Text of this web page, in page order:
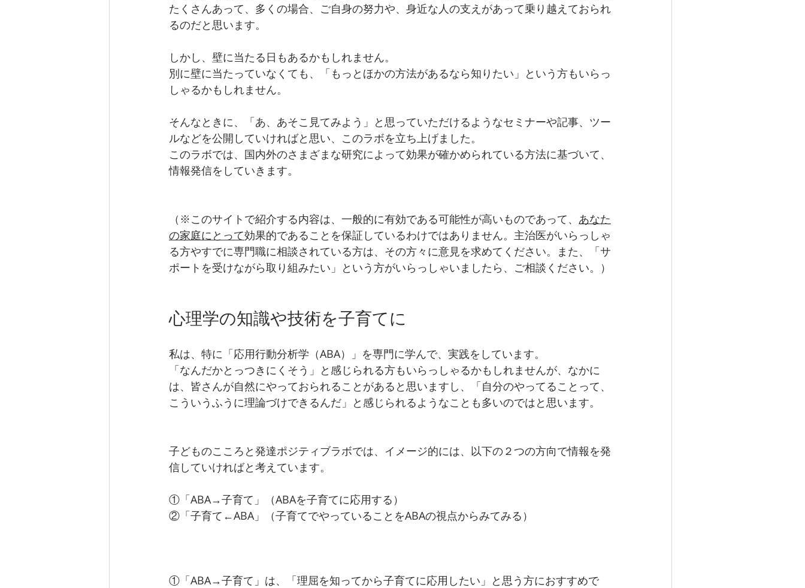
たくさんあって、多くの場合、ご自身の努力や、身近な人の支えがあって乗り越えておられ
るのだと思います。
しかし、壁に当たる日もあるかもしれません。
別に壁に当たっていなくても、「もっとほかの方法があるなら知りたい」という方もいらっ
しゃるかもしれません。
そんなときに、「あ、あそこ見てみよう」と思っていただけるようなセミナーや記事、ツー
ルなどを公開していければと思い、このラボを立ち上げました。
このラボでは、国内外のさまざまな研究によって効果が確かめられている方法に基づいて、
情報発信をしていきます。
（※このサイトで紹介する内容は、一般的に有効である可能性が高いものであって、 あなた
の家庭にとって効果的であることを保証しているわけではありません。主治医がいらっしゃ
る方やすでに専門職に相談されている方は、その方々に意見を求めてください。また、「サ
ポートを受けながら取り組みたい」という方がいらっしゃいましたら、ご相談ください。）
心理学の知識や技術を子育てに
私は、特に「応用行動分析学（ABA）」を専門に学んで、実践をしています。
「なんだかとっつきにくそう」と感じられる方もいらっしゃるかもしれませんが、なかに
は、皆さんが自然にやっておられることがあると思いますし、「自分のやってることって、
こういうふうに理論づけできるんだ」と感じられるようなことも多いのではと思います。
子どものこころと発達ポジティブラボでは、イメージ的には、以下の２つの方向で情報を発
信していければと考えています。
①「ABA→子育て」（ABAを子育てに応用する）
②「子育て←ABA」（子育てでやっていることをABAの視点からみてみる）
①「ABA→子育て」は、「理屈を知ってから子育てに応用したい」と思う方におすすめで